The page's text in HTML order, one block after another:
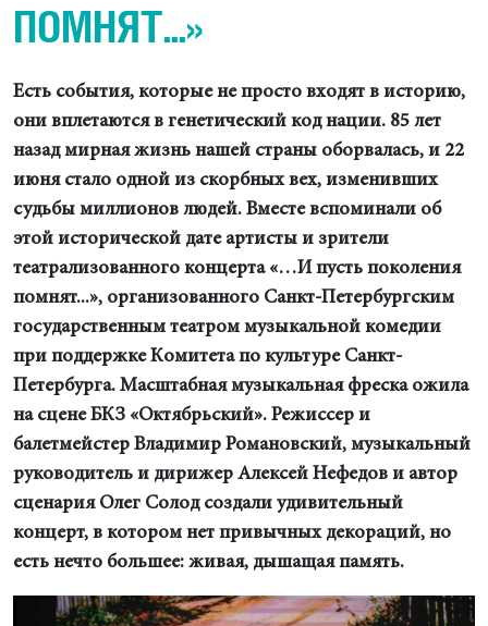
ПОМНЯТ...»
Есть события, которые не просто входят в историю,
они вплетаются в генетический код нации. 85 лет
назад мирная жизнь нашей страны оборвалась, и 22
июня стало одной из скорбных вех, изменивших
судьбы миллионов людей. Вместе вспоминали об
этой исторической дате артисты и зрители
театрализованного концерта «…И пусть поколения
помнят...», организованного Санкт-Петербургским
государственным театром музыкальной комедии
при поддержке Комитета по культуре Санкт-
Петербурга. Масштабная музыкальная фреска ожила
на сцене БКЗ «Октябрьский». Режиссер и
балетмейстер Владимир Романовский, музыкальный
руководитель и дирижер Алексей Нефедов и автор
сценария Олег Солод создали удивительный
концерт, в котором нет привычных декораций, но
есть нечто большее: живая, дышащая память.